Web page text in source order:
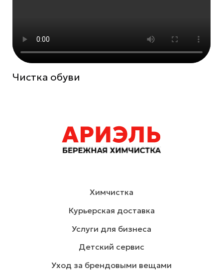
Чистка обуви
Химчистка
Курьерская доставка
Услуги для бизнеса
Детский сервис
Уход за брендовыми вещами